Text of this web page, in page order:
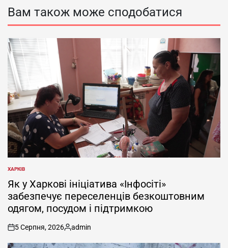
Вам також може сподобатися
ОПУБЛІКУВАТИ
У
ХАРКІВ
Як у Харкові ініціатива «Інфосіті»
забезпечує переселенців безкоштовним
одягом, посудом і підтримкою
on
5 Серпня, 2026
Опубліковано
admin